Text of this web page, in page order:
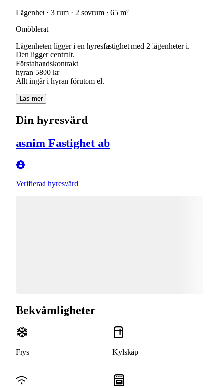
Lägenhet · 3 rum · 2 sovrum · 65 m²
Omöblerat
Lägenheten ligger i en hyresfastighet med 2 lägenheter i.
Den ligger centralt.
Förstahandskontrakt
hyran 5800 kr
Allt ingår i hyran förutom el.
Läs mer
Din hyresvärd
asnim Fastighet ab
Verifierad hyresvärd
Bekvämligheter
Frys Kylskåp